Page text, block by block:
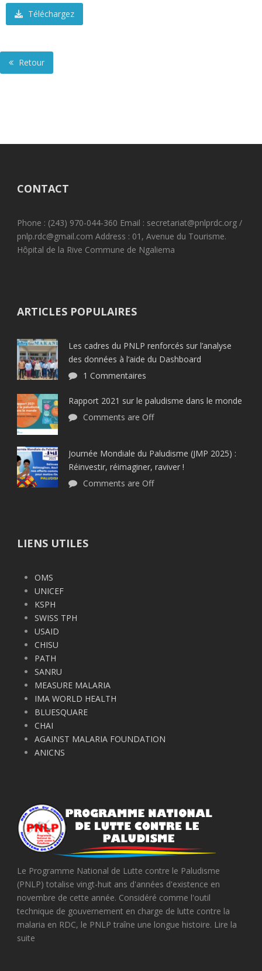
Téléchargez
Retour
CONTACT
Phone : (243) 970-044-360 Email : secretariat@pnlprdc.org /
pnlp.rdc@gmail.com Address : 01, Avenue du Tourisme.
Hôpital de la Rive Commune de Ngaliema
ARTICLES POPULAIRES
Les cadres du PNLP renforcés sur l’analyse
des données à l‘aide du Dashboard
1 Commentaires
Rapport 2021 sur le paludisme dans le monde
Comments are Off
Journée Mondiale du Paludisme (JMP 2025) :
Réinvestir, réimaginer, raviver !
Comments are Off
LIENS UTILES
OMS
UNICEF
KSPH
SWISS TPH
USAID
CHISU
PATH
SANRU
MEASURE MALARIA
IMA WORLD HEALTH
BLUESQUARE
CHAI
AGAINST MALARIA FOUNDATION
ANICNS
Le Programme National de Lutte contre le Paludisme
(PNLP) totalise vingt-huit ans d'années d'existence en
novembre de cette année. Considéré comme l'outil
technique de gouvernement en charge de lutte contre la
malaria en RDC, le PNLP traîne une longue histoire. Lire la
suite